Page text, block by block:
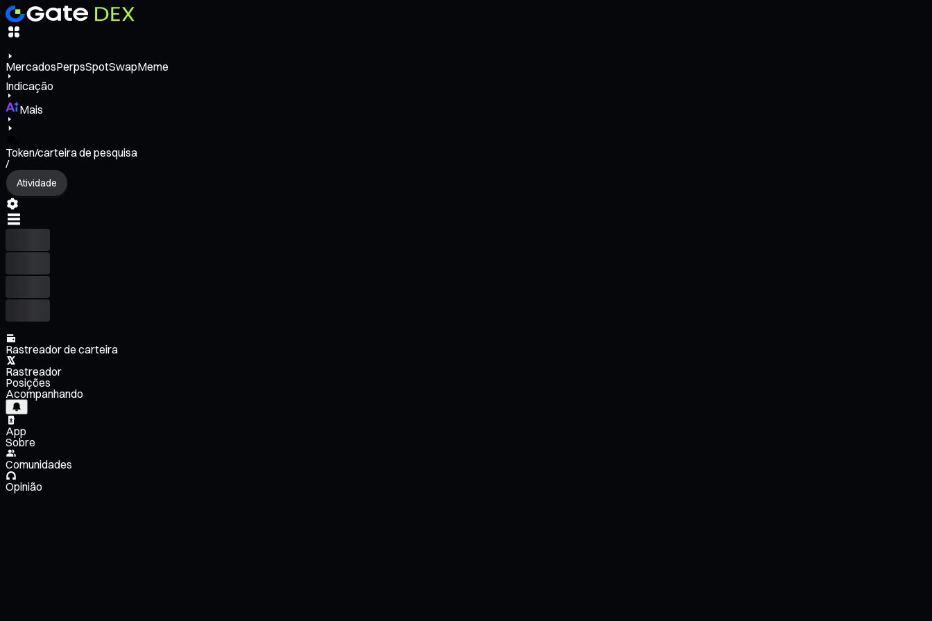
MercadosPerpsSpotSwapMeme
Indicação
Mais
Token/carteira de pesquisa
/
Atividade
Rastreador de carteira
Rastreador
Posições
Acompanhando
App
Sobre
Comunidades
Opinião